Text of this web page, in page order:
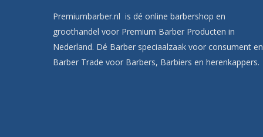
Premiumbarber.nl is dé online barbershop en
groothandel voor Premium Barber Producten in
Nederland. Dé Barber speciaalzaak voor consument en
Barber Trade voor Barbers, Barbiers en herenkappers.